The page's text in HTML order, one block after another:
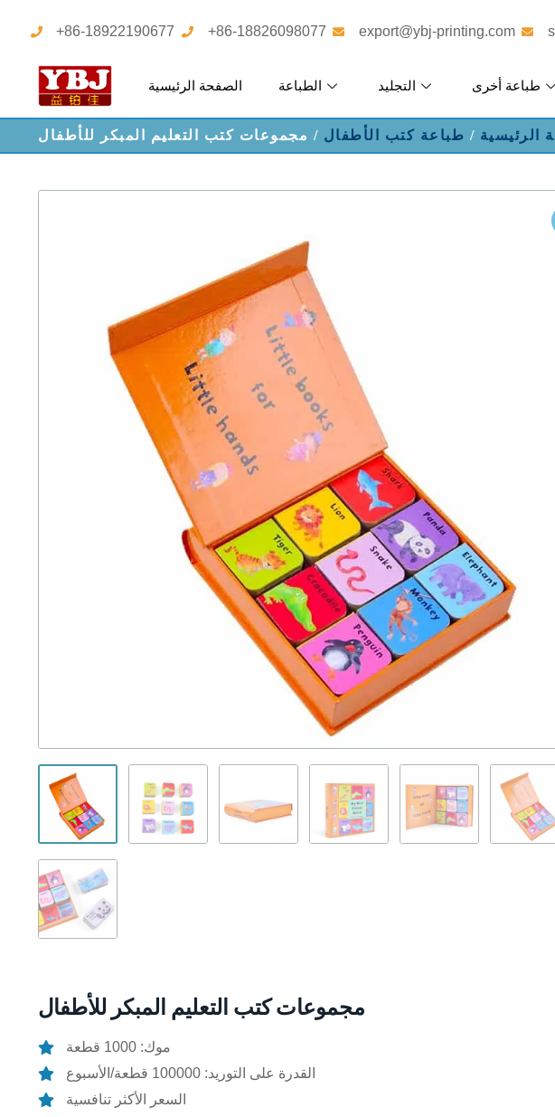
+86-18922190677 +86-18826098077 export@ybj-printing.com
الصفحة الرئيسية الطباعة التجليد طباعة أخرى
الرئيسية / طباعة كتب الأطفال / مجموعات كتب التعليم المبكر للأطفال
مجموعات كتب التعليم المبكر للأطفال
موك: 1000 قطعة
القدرة على التوريد: 100000 قطعة/الأسبوع
السعر الأكثر تنافسية